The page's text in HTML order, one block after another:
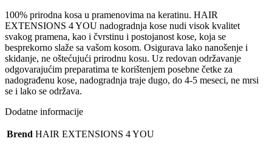
#4
količina
100% prirodna kosa u pramenovima na keratinu. HAIR
EXTENSIONS 4 YOU nadogradnja kose nudi visok kvalitet
svakog pramena, kao i čvrstinu i postojanost kose, koja se
besprekorno slaže sa vašom kosom. Osigurava lako nanošenje i
skidanje, ne oštećujući prirodnu kosu. Uz redovan održavanje
odgovarajućim preparatima te korištenjem posebne četke za
nadograđenu kose, nadogradnja traje dugo, do 4-5 meseci, ne mrsi
se i lako se održava.
Dodatne informacije
Brend HAIR EXTENSIONS 4 YOU